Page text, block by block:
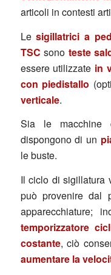
articoli in contesti
Lesigillatrici a
TSC sono teste
essere utilizzate in
con piedistallo
verticale.
Sia le macchine
dispongono di un
le buste.
Il ciclo di sigillatura
può provenire dal
apparecchiature;
temporizzatore
costante, ciò
aumentare la